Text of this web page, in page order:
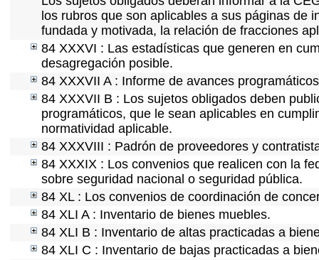
los rubros que son aplicables a sus páginas de
fundada y motivada, la relación de fracciones
84 XXXVI : Las estadísticas que generen en
desagregación posible.
84 XXXVII A : Informe de avances
84 XXXVII B : Los sujetos obligados deben
programáticos, que le sean aplicables en
normatividad aplicable.
84 XXXVIII : Padrón de proveedores y
84 XXXIX : Los convenios que realicen con la
sobre seguridad nacional o seguridad pública.
84 XL : Los convenios de coordinación de
84 XLI A : Inventario de bienes muebles.
84 XLI B : Inventario de altas practicadas a
84 XLI C : Inventario de bajas practicadas a